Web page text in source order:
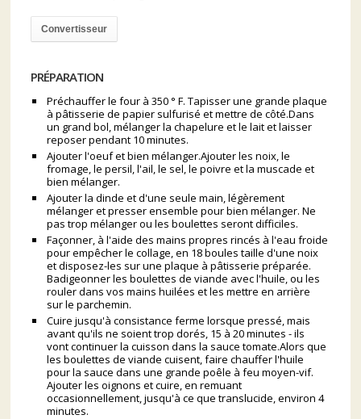
Convertisseur
PRÉPARATION
Préchauffer le four à 350 ° F. Tapisser une grande plaque
à pâtisserie de papier sulfurisé et mettre de côté.Dans
un grand bol, mélanger la chapelure et le lait et laisser
reposer pendant 10 minutes.
Ajouter l'oeuf et bien mélanger.Ajouter les noix, le
fromage, le persil, l'ail, le sel, le poivre et la muscade et
bien mélanger.
Ajouter la dinde et d'une seule main, légèrement
mélanger et presser ensemble pour bien mélanger. Ne
pas trop mélanger ou les boulettes seront difficiles.
Façonner, à l'aide des mains propres rincés à l'eau froide
pour empêcher le collage, en 18 boules taille d'une noix
et disposez-les sur une plaque à pâtisserie préparée.
Badigeonner les boulettes de viande avec l'huile, ou les
rouler dans vos mains huilées et les mettre en arrière
sur le parchemin.
Cuire jusqu'à consistance ferme lorsque pressé, mais
avant qu'ils ne soient trop dorés, 15 à 20 minutes - ils
vont continuer la cuisson dans la sauce tomate.Alors que
les boulettes de viande cuisent, faire chauffer l'huile
pour la sauce dans une grande poêle à feu moyen-vif.
Ajouter les oignons et cuire, en remuant
occasionnellement, jusqu'à ce que translucide, environ 4
minutes.